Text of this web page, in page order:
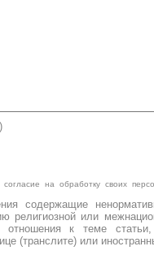
на обработку своих
содержащие
религиозной или
к теме
(транслите) или